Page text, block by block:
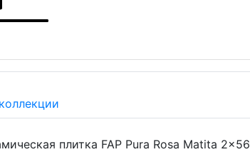
плитка FAP Pura Rosa Matita 2x56